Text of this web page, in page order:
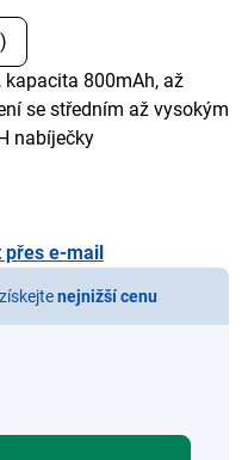
kapacita 800mAh, až
se středním až vysokým
nabíječky
přes e-mail
nejnižší cenu